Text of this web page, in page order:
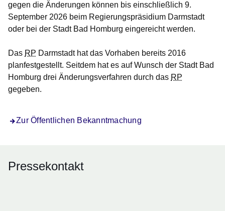
gegen die Änderungen können bis einschließlich 9.
September 2026 beim Regierungspräsidium Darmstadt
oder bei der Stadt Bad Homburg eingereicht werden.
Das RP Darmstadt hat das Vorhaben bereits 2016
planfestgestellt. Seitdem hat es auf Wunsch der Stadt Bad
Homburg drei Änderungsverfahren durch das RP
gegeben.
Zur Öffentlichen Bekanntmachung
Pressekontakt